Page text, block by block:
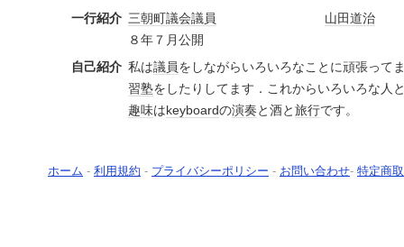
一行紹介 三朝町議会議員
山田道治
８年７月公開
自己紹介 私は議員をしながらいろいろなことに頑張って
習塾をしたりしてます．これからいろいろな人
趣味はkeyboardの演奏と酒と旅行です。
ホーム - 利用規約 - プライバシーポリシー - お問い合わせ- 特定商